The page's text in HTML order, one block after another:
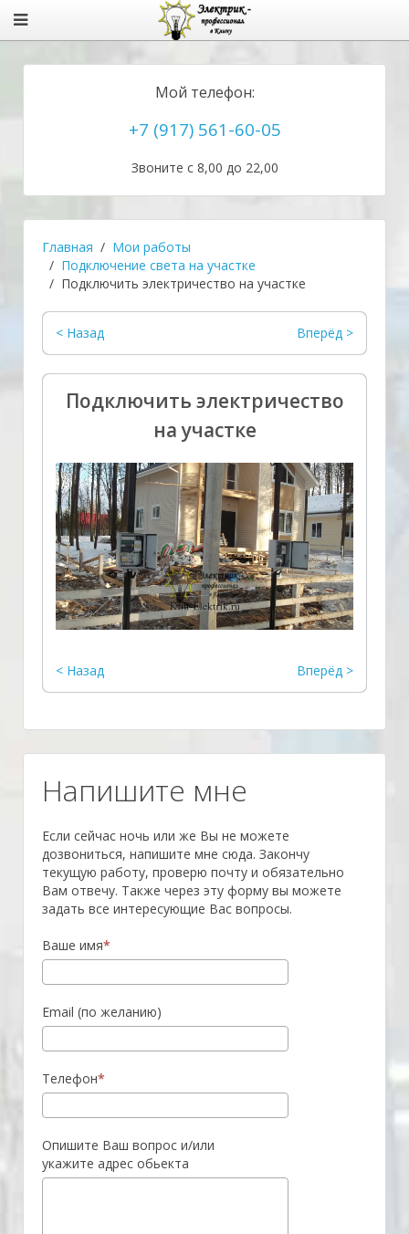
Мой телефон:
+7 (917) 561-60-05
Звоните с 8,00 до 22,00
Главная
Мои работы
Подключение света на участке
Подключить электричество на участке
< Назад Вперёд >
Подключить электричество
на участке
< Назад Вперёд >
­Напишите мне
Если сейчас ночь или же Вы не можете
дозвониться, напишите мне сюда. Закончу
текущую работу, проверю почту и обязательно
Вам отвечу. Также через эту форму вы можете
задать все интересующие Вас вопросы.
Ваше имя
Email (по желанию)
Телефон
Опишите Ваш вопрос и/или
укажите адрес обьекта